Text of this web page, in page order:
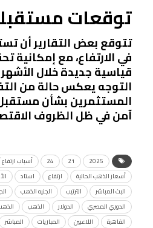
توقعات
تتوقع بعض التقارير أن
في الارتفاع، مع إمكانية
قياسية جديدة خلال
التوجه يعكس حالة من
المستثمرين بشأن
آمن في ظل الظروف
2025
21
24 أسباب
أسعار الذهب الحالية
ارتفاع استاد
البث المباشر
الترتيب الجنيه الذهب
الدوري المصري
الدولار الذهب
القاهرة
اللاعبين المباريات المباشر